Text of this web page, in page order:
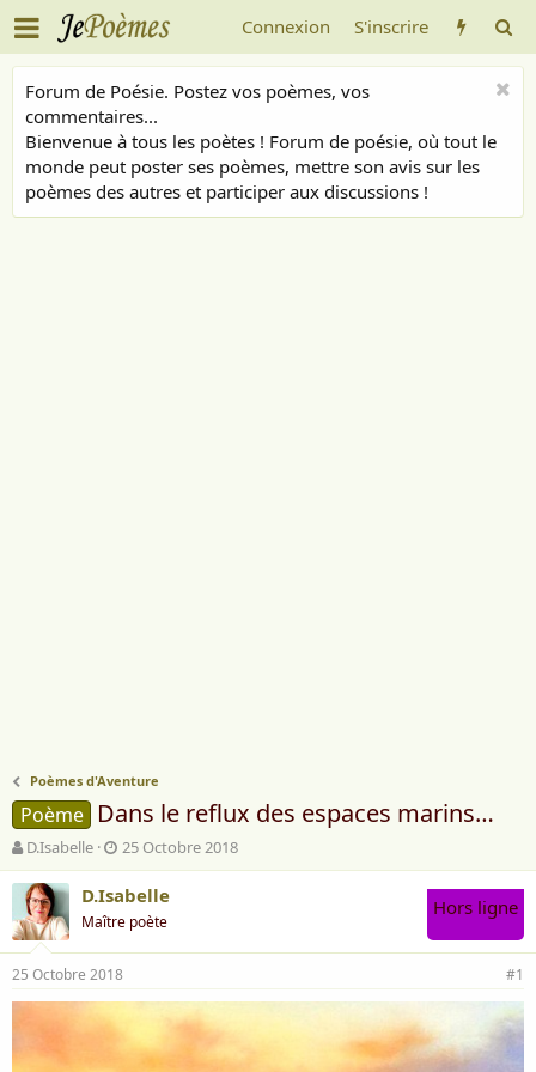
Connexion S'inscrire
Forum de Poésie. Postez vos poèmes, vos
commentaires...
Bienvenue à tous les poètes ! Forum de poésie, où tout le
monde peut poster ses poèmes, mettre son avis sur les
poèmes des autres et participer aux discussions !
Poèmes d'Aventure
Poème Dans le reflux des espaces marins…
A
u
t
e
u
r
d
e
D.Isabelle
D
a
t
d
e
d
é
25 Octobre 2018
D.Isabelle
Maître poète
Hors ligne
25 Octobre 2018 #1